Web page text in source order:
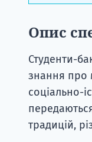
Опис
Студенти-
знання про
соціально-
традицій,